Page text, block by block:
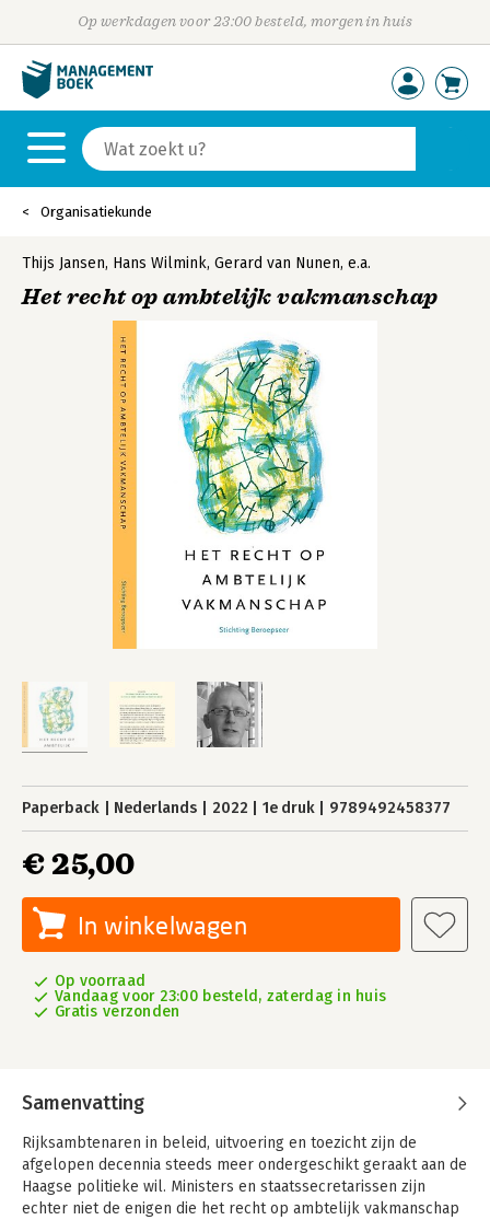
Op werkdagen voor 23:00 besteld, morgen in huis
Organisatiekunde
Thijs Jansen, Hans Wilmink, Gerard van Nunen, e.a.
Het recht op ambtelijk vakmanschap
Paperback Nederlands 2022 1e druk 9789492458377
€ 25,00
In winkelwagen
Op voorraad
Vandaag voor 23:00 besteld, zaterdag in huis
Gratis verzonden
Samenvatting
Rijksambtenaren in beleid, uitvoering en toezicht zijn de
afgelopen decennia steeds meer ondergeschikt geraakt aan de
Haagse politieke wil. Ministers en staatssecretarissen zijn
echter niet de enigen die het recht op ambtelijk vakmanschap